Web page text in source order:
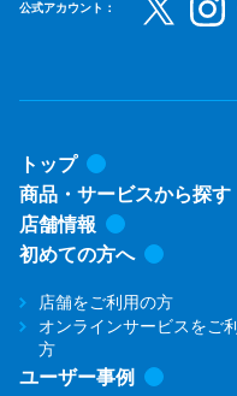
公式アカウント：
トップ
商品・サービスから探す
店舗情報
初めての方へ
店舗をご利用の方
オンラインサービスをご
方
ユーザー事例